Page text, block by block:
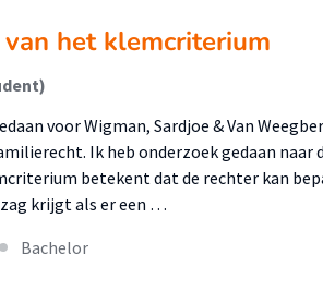
het klemcriterium
voor Wigman, Sardjoe & Van
Ik heb onderzoek gedaan naar
betekent dat de rechter kan
krijgt als er een …
Bachelor